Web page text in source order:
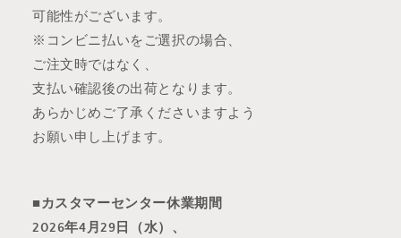
可能性がございます。
※コンビニ払いをご選択の場合、
ご注文時ではなく、
支払い確認後の出荷となります。
あらかじめご了承くださいますよう
お願い申し上げます。
■カスタマーセンター休業期間
2026年4月29日（水）、